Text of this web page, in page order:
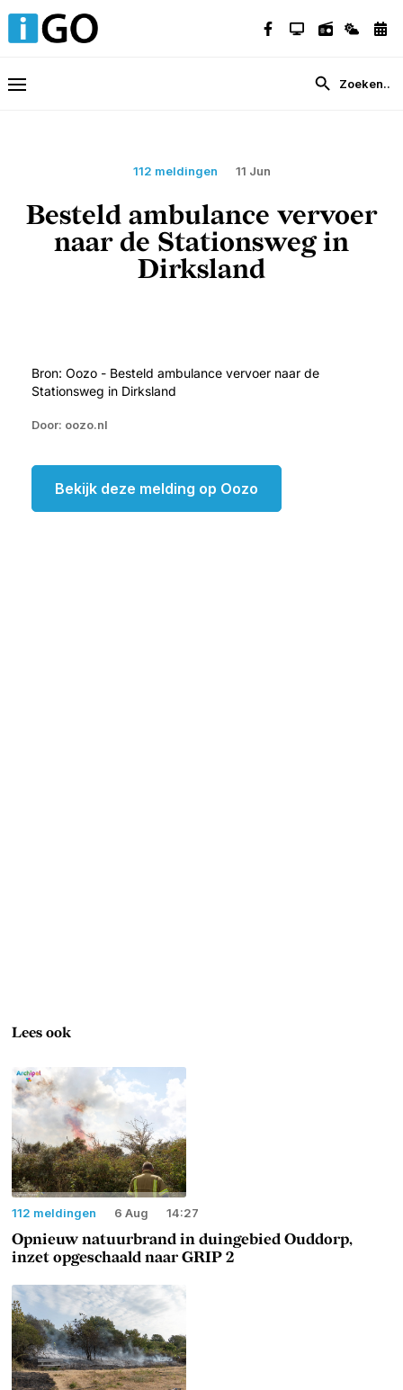
112 meldingen 11 Jun
Besteld ambulance vervoer
naar de Stationsweg in
Dirksland
Bron: Oozo - Besteld ambulance vervoer naar de
Stationsweg in Dirksland
Door: oozo.nl
Bekijk deze melding op Oozo
Lees ook
112 meldingen 6 Aug 14:27
Opnieuw natuurbrand in duingebied Ouddorp,
inzet opgeschaald naar GRIP 2